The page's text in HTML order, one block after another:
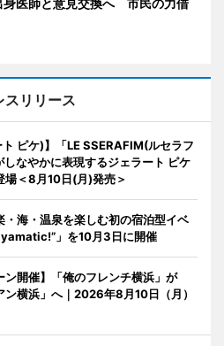
身医師と意見交換へ 市民の力借
スリリース
ピケ)】「LE SSERAFIM(ルセラフ
なやかに表現するジェラート ピケ
場＜8月10日(月)発売＞
・海・温泉を楽しむ初の宿泊型イベ
」を10月3日に開催
ン開催】「俺のフレンチ横浜」が
ン横浜」へ｜2026年8月10日（月）